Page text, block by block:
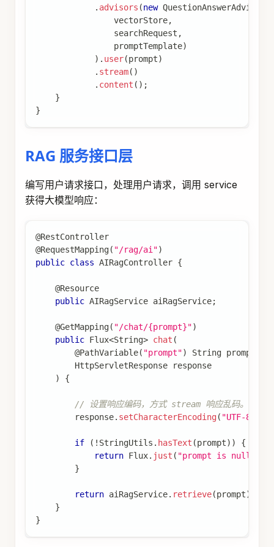
. advisors (new QuestionAnswerAdvisor
                vectorStore
,
                searchRequest
,
                promptTemplate
)
) . user(prompt)
. stream( )
. content ( ) ;
}
}
RAG 服务接口层
编写用户请求接口，处理用户请求，调用 service
获得大模型响应：
@RestController
@RequestMapping( "/rag/ai")
public class AIRagController {
@Resource
public AIRagService aiRagService;
@GetMapping( "/chat/{prompt}")
public Flux<String> chat (
@PathVariable( "prompt") String prompt
HttpServletResponse response
)
{
// 设置响应编码，方式 stream 响应乱码。
        response
. setCharacterEncoding( "UTF-8"
if ( ! StringUtils . hasText (prompt) )
{
return Flux. just ( "prompt is null."
}
return aiRagService. retrieve(prompt)
}
}